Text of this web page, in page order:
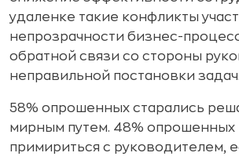
удаленке такие конфликты
непрозрачности бизнес-
обратной связи со стороны
неправильной постановки задач.
58% опрошенных старались
мирным путем. 48% опрошенных
примириться с руководителем,